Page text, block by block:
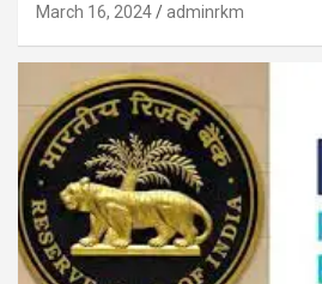
March 16, 2024 adminrkm